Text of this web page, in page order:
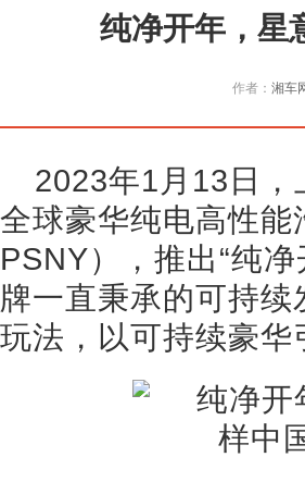
纯净开年，星
作者： 湘车
2023年1月13日
全球豪华纯电高性
PSNY），推出“纯
牌一直秉承的可持续
玩法，以可持续豪